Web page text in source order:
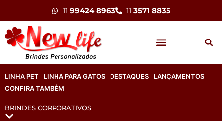
11 99424 8963 11 3571 8835
LINHA PET LINHA PARA GATOS DESTAQUES
LANÇAMENTOS
CONFIRA TAMBÉM
BRINDES CORPORATIVOS